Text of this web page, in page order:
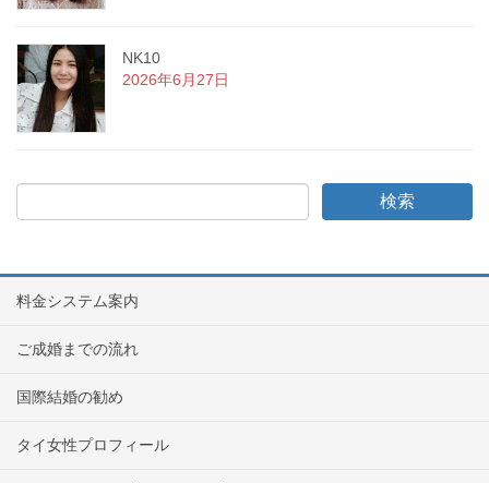
NK10
2026年6月27日
料金システム案内
ご成婚までの流れ
国際結婚の勧め
タイ女性プロフィール